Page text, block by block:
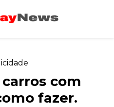
com
fazer.